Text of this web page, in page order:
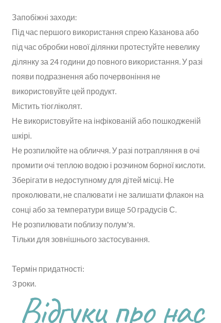
Запобіжні заходи:
Під час першого використання спрею Казанова або
під час обробки нової ділянки протестуйте невелику
ділянку за 24 години до повного використання. У разі
появи подразнення або почервоніння не
використовуйте цей продукт.
Містить тіогліколят.
Не використовуйте на інфікованій або пошкодженій
шкірі.
Не розпилюйте на обличчя. У разі потрапляння в очі
промити очі теплою водою і розчином борної кислоти.
Зберігати в недоступному для дітей місці. Не
проколювати, не спалювати і не залишати флакон на
сонці або за температури вище 50 градусів С.
Не розпилювати поблизу полум'я.
Тільки для зовнішнього застосування.
Термін придатності:
3 роки.
Відгуки про нас